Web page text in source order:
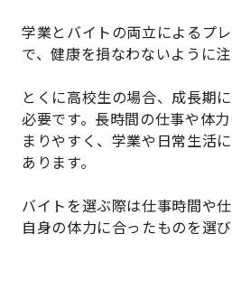
学業とバイトの両立によるプ
で、健康を損なわないように注
とくに高校生の場合、成長期
必要です。長時間の仕事や体
まりやすく、学業や日常生活
あります。
バイトを選ぶ際は仕事時間や
自身の体力に合ったものを選び